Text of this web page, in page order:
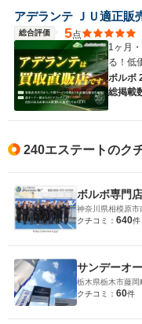
アデランテ ＪＵ適正販
総合評価 5点
1ヶ月
る！低
ボルボ
総掲載
240エステートのク
ボルボ専門
神奈川県相模原市
クチコミ： 640件
サンデーオ
栃木県栃木市藤岡
クチコミ： 60件